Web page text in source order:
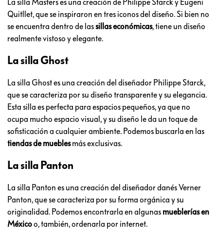
La silla Masters es una creación de Philippe Starck y Eugeni
Quitllet, que se inspiraron en tres iconos del diseño. Si bien no
se encuentra dentro de lassillas económicas, tiene un diseño
realmente vistoso y elegante.
La silla Ghost
La silla Ghost es una creación del diseñador Philippe Starck,
que se caracteriza por su diseño transparente y su elegancia.
Esta silla es perfecta para espacios pequeños, ya que no
ocupa mucho espacio visual, y su diseño le da un toque de
sofisticación a cualquier ambiente. Podemos buscarla en las
tiendas de mueblesmás exclusivas.
La silla Panton
La silla Panton es una creación del diseñador danés Verner
Panton, que se caracteriza por su forma orgánica y su
originalidad. Podemos encontrarla en algunas mueblerías en
Méxicoo, también, ordenarla por internet.